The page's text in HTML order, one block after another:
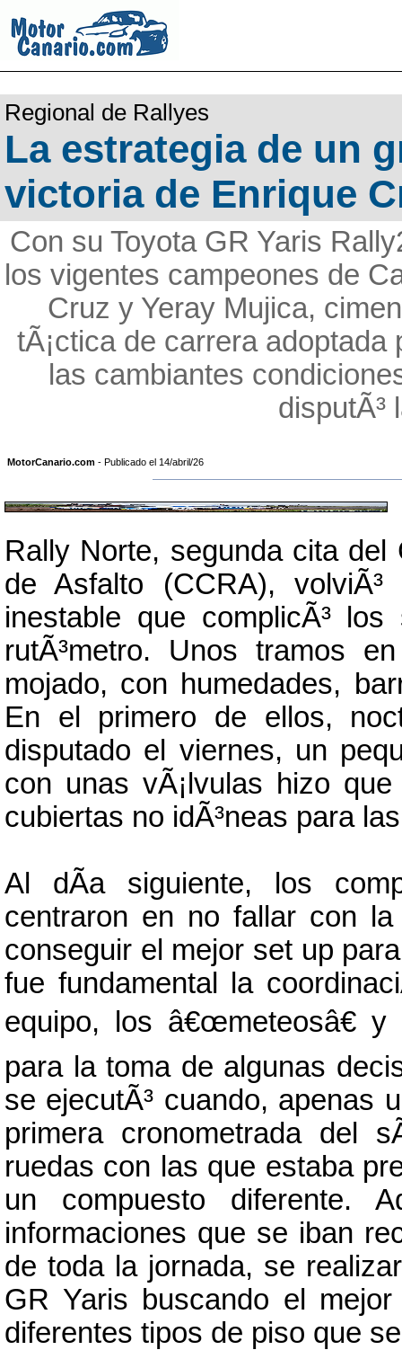
Regional de Rallyes
La estrategia de un
victoria de Enrique
Con su Toyota GR Yaris
los vigentes campeones de
Cruz y Yeray Mujica,
tÃ¡ctica de carrera
las cambiantes
disputÃ³
MotorCanario.com - Publicado el 14/abril/26
Rally Norte, segunda cita
de Asfalto (CCRA),
inestable que complicÃ³
rutÃ³metro. Unos tramos
mojado, con humedades,
En el primero de ellos,
disputado el viernes, un
con unas vÃ¡lvulas hizo
cubiertas no idÃ³neas para
Al dÃ­a siguiente, los
centraron en no fallar con
conseguir el mejor set up
fue fundamental la
equipo, los â€œmeteosâ€
para la toma de algunas
se ejecutÃ³ cuando, apenas
primera cronometrada del
ruedas con las que estaba
un compuesto diferente.
informaciones que se iban
de toda la jornada, se
GR Yaris buscando el
diferentes tipos de piso que